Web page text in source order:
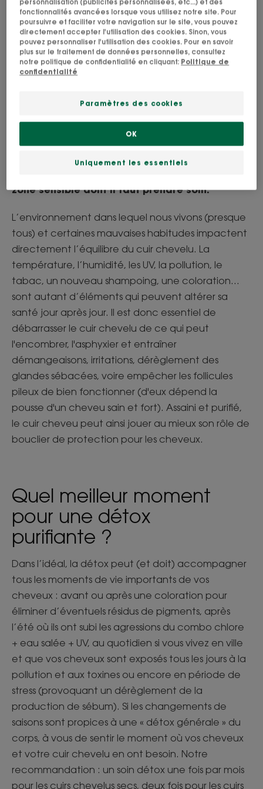
Quelles sont les causes de
l’encrassement du cuir
chevelu ?
Le cuir chevelu joue le rôle de bouclier de
protection. Il subit ainsi de plein fouet les
zone sensible dont il faut prendre soin.
L’environnement dans lequel nous vivons (presque
tous) et certaines mauvaises habitudes impactent
directement l’équilibre du cuir chevelu. La
température, l’humidité, les UV, la pollution, le
tabac, un nouveau shampoing, une coloration…
sont autant d’éléments qui peuvent altérer sa
santé jour après jour. Il est donc essentiel de
débarrasser le cuir chevelu de ce qui peut
l'encombrer, l'asphyxier et entraîner
démangeaisons, irritations, dérèglement des
glandes sébacées, voire empêcher les follicules
pileux de bien fonctionner (d'eux dépend la
pousse d'un cheveu sain et fort). Assaini et purifié,
le cuir cheveu peut ainsi jouer au mieux son rôle de
bouclier de protection pour les cheveux.
Quel meilleur moment
pour une détox
purifiante ?
Dans l’idéal, la détox peut (et doit) accompagner
tous les moments de vie importants de vos
cheveux : avant ou après une coloration pour
éliminer d’éventuels résidus de pigments, après
l’été où ils ont subi les agressions du combo chlore
+ eau salée + UV, au quotidien si vous vivez en ville
et que vos cheveux sont exposés tous les jours à la
pollution et aux toxines ou encore en période de
stress (provoquant un dérèglement de la
production de sébum). Si les changements de
saisons sont propices à une « détox générale » du
corps, à vous de sentir le moment où vos cheveux
et votre cuir chevelu en ont besoin. Notre
recommandation : un soin détox une fois par mois
pour les cuirs chevelus secs, deux fois pour les cuirs
personnalisation (publicités personnalisées, etc...) et des
fonctionnalités avancées lorsque vous utilisez notre site. Pour
poursuivre et faciliter votre navigation sur le site, vous pouvez
directement accepter l'utilisation des cookies. Sinon, vous
pouvez personnaliser l'utilisation des cookies. Pour en savoir
plus sur le traitement de données personnelles, consultez
notre politique de confidentialité en cliquant: Politique de
confidentialité
Paramètres des cookies
Uniquement les essentiels
OK